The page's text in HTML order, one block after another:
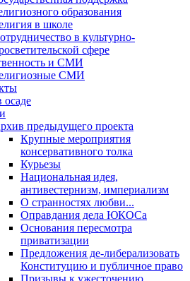
образования
в школе
в культурно-
сфере
и СМИ
СМИ
осаде
предыдущего проекта
Крупные мероприятия
консервативного толка
Курьезы
Национальная идея,
антивестернизм, империализм
О странностях любви...
Оправдания дела ЮКОСа
Основания пересмотра
приватизации
Предложения де-либерализовать
Конституцию и публичное право